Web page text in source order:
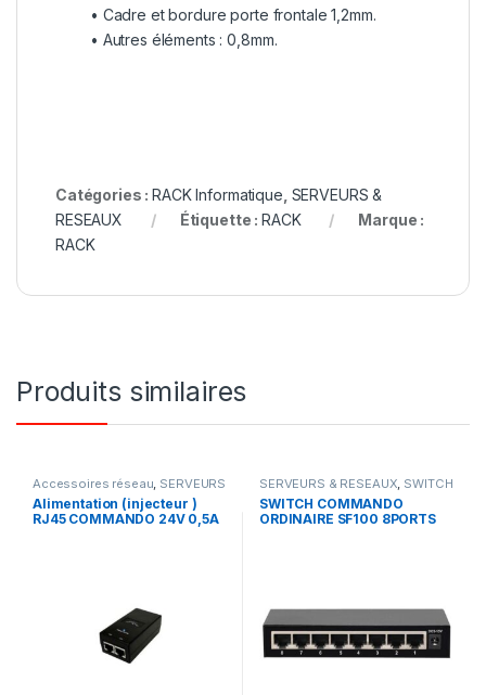
• Cadre et bordure porte frontale 1,2mm.
• Autres éléments : 0,8mm.
Catégories :RACK Informatique SERVEURS &
RESEAUX
Étiquette :RACK
Marque :
RACK
Produits similaires
Accessoires réseau SERVEURS
& RESEAUX
Alimentation (injecteur )
RJ45 COMMANDO 24V 0,5A
SERVEURS & RESEAUX SWITCH
SWITCH COMMANDO
ORDINAIRE SF100 8PORTS